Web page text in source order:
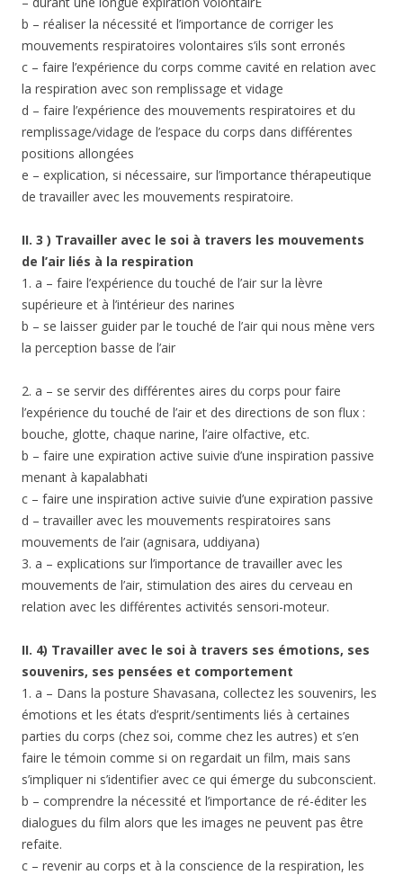
b – réaliser la nécessité et l’importance de corriger les
mouvements respiratoires volontaires s’ils sont erronés
c – faire l’expérience du corps comme cavité en relation avec
la respiration avec son remplissage et vidage
d – faire l’expérience des mouvements respiratoires et du
remplissage/vidage de l’espace du corps dans différentes
positions allongées
e – explication, si nécessaire, sur l’importance thérapeutique
de travailler avec les mouvements respiratoire.
II. 3 ) Travailler avec le soi à travers les mouvements
de l’air liés à la respiration
1. a – faire l’expérience du touché de l’air sur la lèvre
supérieure et à l’intérieur des narines
b – se laisser guider par le touché de l’air qui nous mène vers
la perception basse de l’air
2. a – se servir des différentes aires du corps pour faire
l’expérience du touché de l’air et des directions de son flux :
bouche, glotte, chaque narine, l’aire olfactive, etc.
b – faire une expiration active suivie d’une inspiration passive
menant à kapalabhati
c – faire une inspiration active suivie d’une expiration passive
d – travailler avec les mouvements respiratoires sans
mouvements de l’air (agnisara, uddiyana)
3. a – explications sur l’importance de travailler avec les
mouvements de l’air, stimulation des aires du cerveau en
relation avec les différentes activités sensori-moteur.
II. 4) Travailler avec le soi à travers ses émotions, ses
souvenirs, ses pensées et comportement
1. a – Dans la posture Shavasana, collectez les souvenirs, les
émotions et les états d’esprit/sentiments liés à certaines
parties du corps (chez soi, comme chez les autres) et s’en
faire le témoin comme si on regardait un film, mais sans
s’impliquer ni s’identifier avec ce qui émerge du subconscient.
b – comprendre la nécessité et l’importance de ré-éditer les
dialogues du film alors que les images ne peuvent pas être
refaite.
c – revenir au corps et à la conscience de la respiration, les